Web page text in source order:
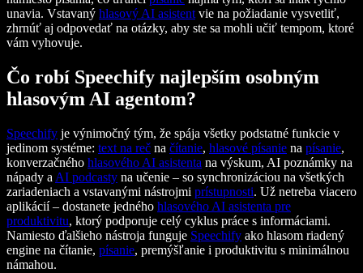
unavia. Vstavaný hlasový AI asistent vie na požiadanie vysvetliť,
zhrnúť aj odpovedať na otázky, aby ste sa mohli učiť tempom, ktoré
vám vyhovuje.
Čo robí Speechify najlepším osobným
hlasovým AI agentom?
Speechify je výnimočný tým, že spája všetky podstatné funkcie v
jedinom systéme: text na reč na čítanie, hlasové písanie na písanie,
konverzačného hlasového AI asistenta na výskum, AI poznámky na
nápady a AI podcasty na učenie – so synchronizáciou na všetkých
zariadeniach a vstavanými nástrojmi prístupnosti. Už netreba viacero
aplikácií – dostanete jedného hlasového AI asistenta pre
produktivitu, ktorý podporuje celý cyklus práce s informáciami.
Namiesto ďalšieho nástroja funguje Speechify ako hlasom riadený
engine na čítanie, písanie, premýšľanie i produktivitu s minimálnou
námahou.